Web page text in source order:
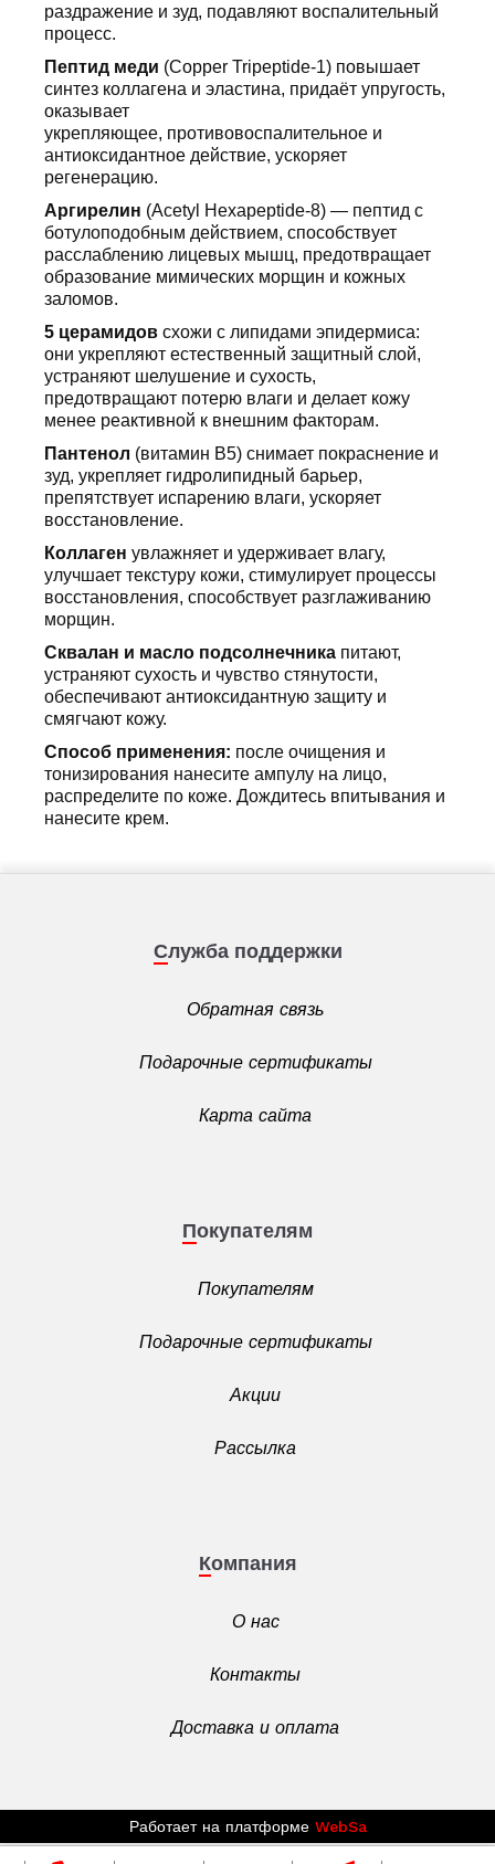
раздражение и зуд, подавляют воспалительный
процесс.
Пептид меди (Copper Tripeptide-1) повышает
синтез коллагена и эластина, придаёт упругость,
оказывает
укрепляющее, противовоспалительное и
антиоксидантное действие, ускоряет
регенерацию.
Аргирелин (Acetyl Hexapeptide-8) — пептид с
ботулоподобным действием, способствует
расслаблению лицевых мышц, предотвращает
образование мимических морщин и кожных
заломов.
5 церамидов схожи с липидами эпидермиса:
они укрепляют естественный защитный слой,
устраняют шелушение и сухость,
предотвращают потерю влаги и делает кожу
менее реактивной к внешним факторам.
Пантенол (витамин B5) снимает покраснение и
зуд, укрепляет гидролипидный барьер,
препятствует испарению влаги, ускоряет
восстановление.
Коллаген увлажняет и удерживает влагу,
улучшает текстуру кожи, стимулирует процессы
восстановления, способствует разглаживанию
морщин.
Сквалан и масло подсолнечника питают,
устраняют сухость и чувство стянутости,
обеспечивают антиоксидантную защиту и
смягчают кожу.
Способ применения: после очищения и
тонизирования нанесите ампулу на лицо,
распределите по коже. Дождитесь впитывания и
нанесите крем.
Служба поддержки
Обратная связь
Подарочные сертификаты
Карта сайта
Покупателям
Покупателям
Подарочные сертификаты
Акции
Рассылка
Компания
О нас
Контакты
Доставка и оплата
Работает на платформе WebSa